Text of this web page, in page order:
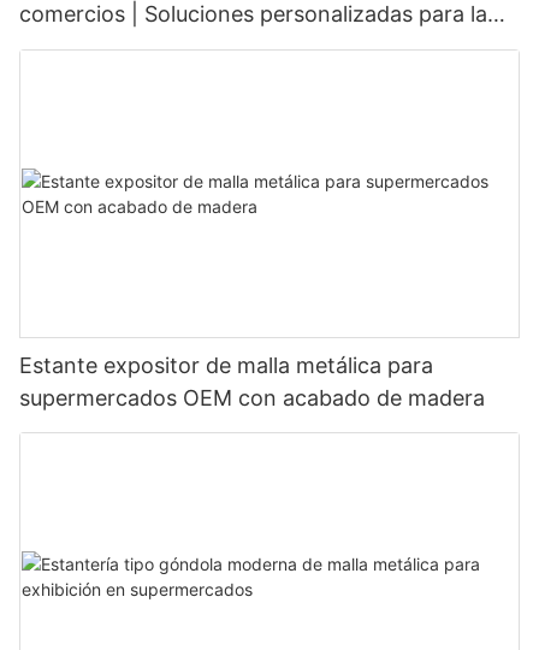
comercios | Soluciones personalizadas para la
exhibición de productos
Estante expositor de malla metálica para
supermercados OEM con acabado de madera